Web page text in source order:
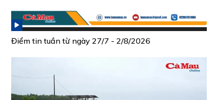
Điểm tin tuần từ ngày 27/7 - 2/8/2026